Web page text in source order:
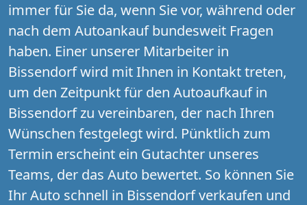
immer für Sie da, wenn Sie vor, während oder
nach dem Autoankauf bundesweit Fragen
haben. Einer unserer Mitarbeiter in
Bissendorf wird mit Ihnen in Kontakt treten,
um den Zeitpunkt für den Autoaufkauf in
Bissendorf zu vereinbaren, der nach Ihren
Wünschen festgelegt wird. Pünktlich zum
Termin erscheint ein Gutachter unseres
Teams, der das Auto bewertet. So können Sie
Ihr Auto schnell in Bissendorf verkaufen und